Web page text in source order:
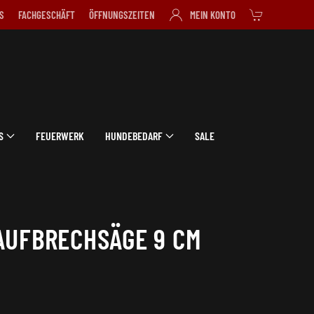
FACHGESCHÄFT ÖFFNUNGSZEITEN MEIN KONTO
FEUERWERK HUNDEBEDARF SALE
9 CM